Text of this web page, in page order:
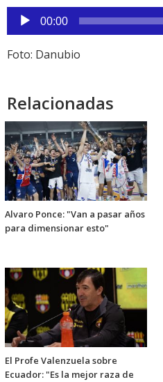
Reproductor
de
audio
00:00
Foto: Danubio
Relacionadas
Alvaro Ponce: "Van a pasar años
para dimensionar esto"
El Profe Valenzuela sobre
Ecuador: "Es la mejor raza de